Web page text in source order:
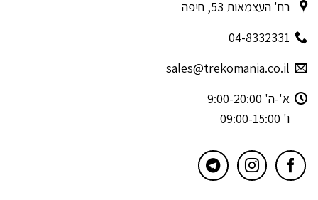
רח' העצמאות 53, חיפה
04-8332331
sales@trekomania.co.il
א'-ה' 9:00-20:00
ו' 09:00-15:00